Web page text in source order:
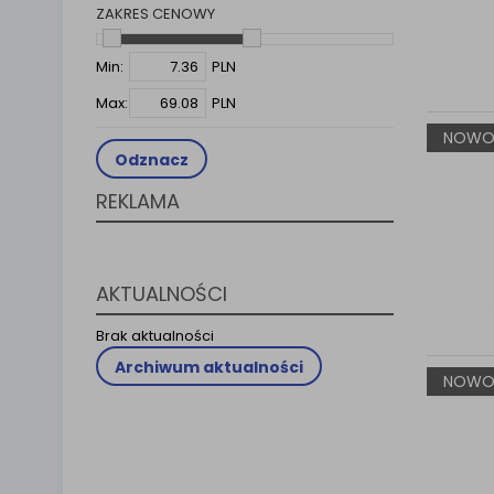
ZAKRES CENOWY
Min:
PLN
Max:
PLN
Odznacz
REKLAMA
AKTUALNOŚCI
Brak aktualności
Archiwum aktualności